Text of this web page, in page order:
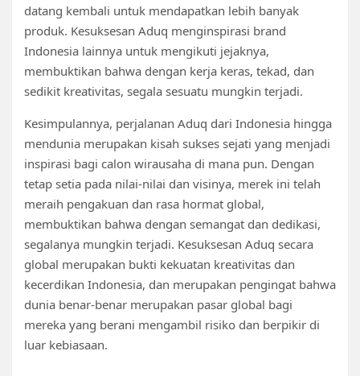
datang kembali untuk mendapatkan lebih banyak
produk. Kesuksesan Aduq menginspirasi brand
Indonesia lainnya untuk mengikuti jejaknya,
membuktikan bahwa dengan kerja keras, tekad, dan
sedikit kreativitas, segala sesuatu mungkin terjadi.
Kesimpulannya, perjalanan Aduq dari Indonesia hingga
mendunia merupakan kisah sukses sejati yang menjadi
inspirasi bagi calon wirausaha di mana pun. Dengan
tetap setia pada nilai-nilai dan visinya, merek ini telah
meraih pengakuan dan rasa hormat global,
membuktikan bahwa dengan semangat dan dedikasi,
segalanya mungkin terjadi. Kesuksesan Aduq secara
global merupakan bukti kekuatan kreativitas dan
kecerdikan Indonesia, dan merupakan pengingat bahwa
dunia benar-benar merupakan pasar global bagi
mereka yang berani mengambil risiko dan berpikir di
luar kebiasaan.